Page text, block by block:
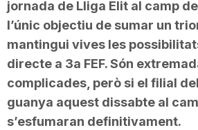
jornada de Lliga Elit al camp
l’únic objectiu de sumar un
mantingui vives les
directe a 3a FEF. Són
complicades, però si el filial
guanya aquest dissabte al
s’esfumaran definitivament.